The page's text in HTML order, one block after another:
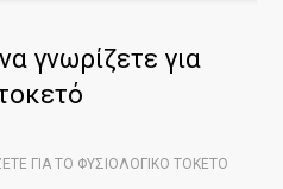
γνωρίζετε για
ΓΙΑ ΤΟ ΦΥΣΙΟΛΟΓΙΚΌ ΤΟΚΕΤΌ